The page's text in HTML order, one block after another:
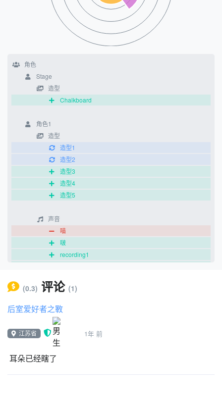
角色
Stage
造型
Chalkboard
角色1
造型
造型1
造型2
造型3
造型4
造型5
声音
喵
啵
recording1
当 绿旗 被点击
重复执行
播放声音 recording2 等待播完
当 绿旗 被点击
换成 造型1 造型
(0.3) 评论 (1)
后室爱好者之斁
江苏省 1年 前
耳朵已经瞎了